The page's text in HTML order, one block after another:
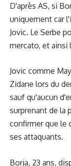
D'après AS, si
uniquement car
Jovic. Le Serbe
mercato, et ainsi
Jovic comme
Zidane lors du
sauf qu'aucun
surprenant de la
confirmer que le
ses attaquants.
Borja, 23 ans,